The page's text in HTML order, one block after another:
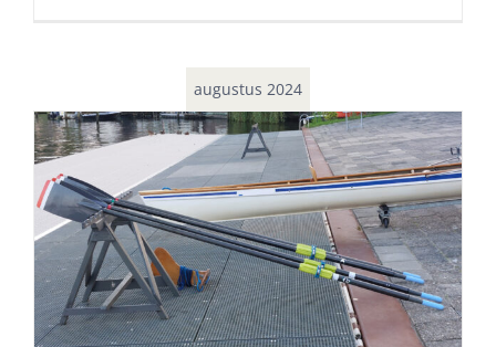
augustus 2024